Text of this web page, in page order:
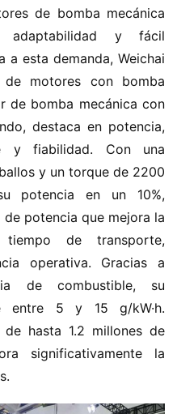
de bomba mecánica
y fácil
a esta demanda, Weichai
motores con bomba
de bomba mecánica con
destaca en potencia,
y fiabilidad. Con una
y un torque de 2200
potencia en un 10%,
potencia que mejora la
de transporte,
operativa. Gracias a
de combustible, su
entre 5 y 15 g/kW·h.
hasta 1.2 millones de
significativamente la